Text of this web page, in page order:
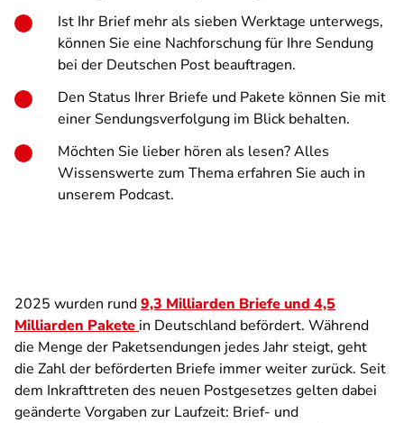
Ist Ihr Brief mehr als sieben Werktage unterwegs,
können Sie eine Nachforschung für Ihre Sendung
bei der Deutschen Post beauftragen.
Den Status Ihrer Briefe und Pakete können Sie mit
einer Sendungsverfolgung im Blick behalten.
Möchten Sie lieber hören als lesen? Alles
Wissenswerte zum Thema erfahren Sie auch in
unserem Podcast.
2025 wurden rund9,3 Milliarden Briefe und 4,5
Milliarden Pakete in Deutschland befördert. Während
die Menge der Paketsendungen jedes Jahr steigt, geht
die Zahl der beförderten Briefe immer weiter zurück. Seit
dem Inkrafttreten des neuen Postgesetzes gelten dabei
geänderte Vorgaben zur Laufzeit: Brief- und